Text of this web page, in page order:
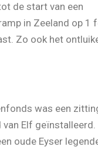
de start van een
in Zeeland op 1
Zo ook het
was een
Elf
oude Eyser